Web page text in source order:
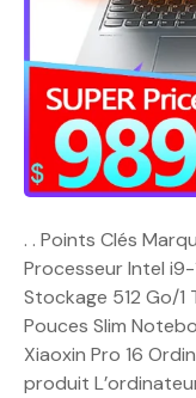
. . Points Clés
Processeur Intel
Stockage 512 Go/1
Pouces Slim
Xiaoxin Pro 16
produit